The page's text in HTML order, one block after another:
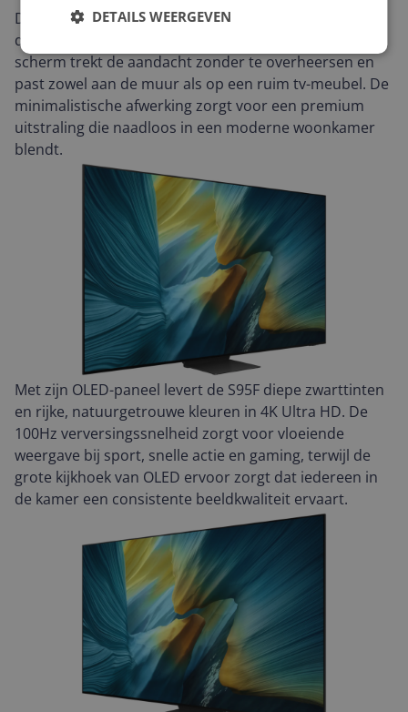
De Samsung S95F 83 inch oogt strak en modern
dankzij het randloze, ultradunne ontwerp. Het grote
scherm trekt de aandacht zonder te overheersen en
past zowel aan de muur als op een ruim tv-meubel. De
minimalistische afwerking zorgt voor een premium
uitstraling die naadloos in een moderne woonkamer
blendt.
Met zijn OLED-paneel levert de S95F diepe zwarttinten
en rijke, natuurgetrouwe kleuren in 4K Ultra HD. De
100Hz verversingssnelheid zorgt voor vloeiende
weergave bij sport, snelle actie en gaming, terwijl de
grote kijkhoek van OLED ervoor zorgt dat iedereen in
de kamer een consistente beeldkwaliteit ervaart.
DETAILS WEERGEVEN